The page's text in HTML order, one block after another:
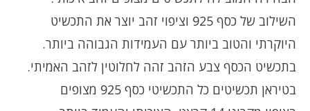
השילוב של כסף 925 וציפוי זהב יוצר את התכשיט
היוקרתי והטוב ביותר עם העמידות הגבוהה ביותר.
בתכשיט הכסף צבע הזהב זהה לחלוטין לזהב האמיתי.
בטיראן תכשיטים כל התכשיטי כסף 925 מצופים